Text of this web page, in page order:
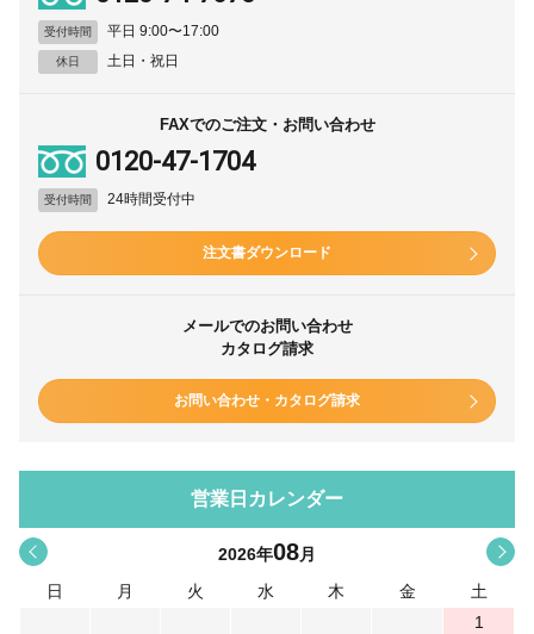
受付時間 平日 9:00〜17:00
休日 土日・祝日
FAXでのご注文・お問い合わせ
0120-47-1704
受付時間 24時間受付中
注文書ダウンロード
メールでのお問い合わせ
カタログ請求
お問い合わせ・カタログ請求
営業日カレンダー
< >
2026年08月
日
月 火 水 木 金
土
1